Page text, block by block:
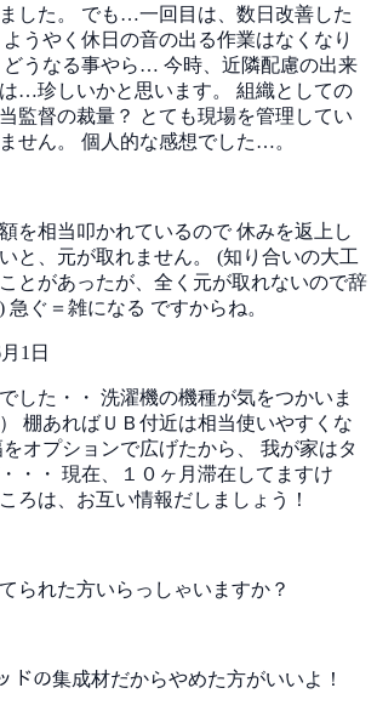
した。 でも…一回目は、数日改善した
うやく休日の音の出る作業はなくなり
どうなる事やら… 今時、近隣配慮の出来
…珍しいかと思います。 組織としての
監督の裁量？ とても現場を管理してい
せん。 個人的な感想でした…。
を相当叩かれているので休みを返上し
と、元が取れません。 (知り合いの大工
とがあったが、全く元が取れないので辞
急ぐ＝雑になる ですからね。
1日
した・・ 洗濯機の機種が気をつかいま
棚あればＵＢ付近は相当使いやすくな
オプションで広げたから、 我が家はタ
・・ 現在、１０ヶ月滞在してますけ
ろは、お互い情報だしましょう！
られた方いらっしゃいますか？
ドの集成材だからやめた方がいいよ！